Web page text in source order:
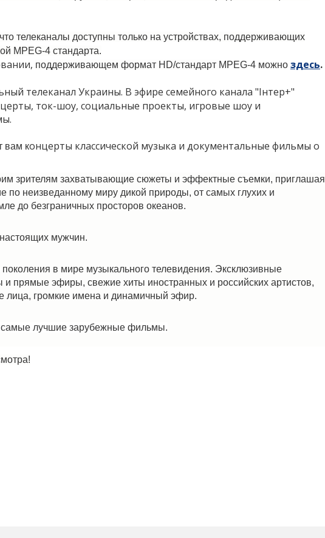
телеканалы доступны только на устройствах, поддерживающих
MPEG-4 стандарта.
поддерживающем формат HD/стандарт MPEG-4 можно здесь.
телеканал Украины. В эфире семейного канала "Iнтер+"
ток-шоу, социальные проекты, игровые шоу и
вам концерты классической музыка и документальные фильмы о
зрителям захватывающие сюжеты и эффектные съемки, приглашая
по неизведанному миру дикой природы, от самых глухих и
до безграничных просторов океанов.
мужчин.
поколения в мире музыкального телевидения. Эксклюзивные
и прямые эфиры, свежие хиты иностранных и российских артистов,
лица, громкие имена и динамичный эфир.
лучшие зарубежные фильмы.